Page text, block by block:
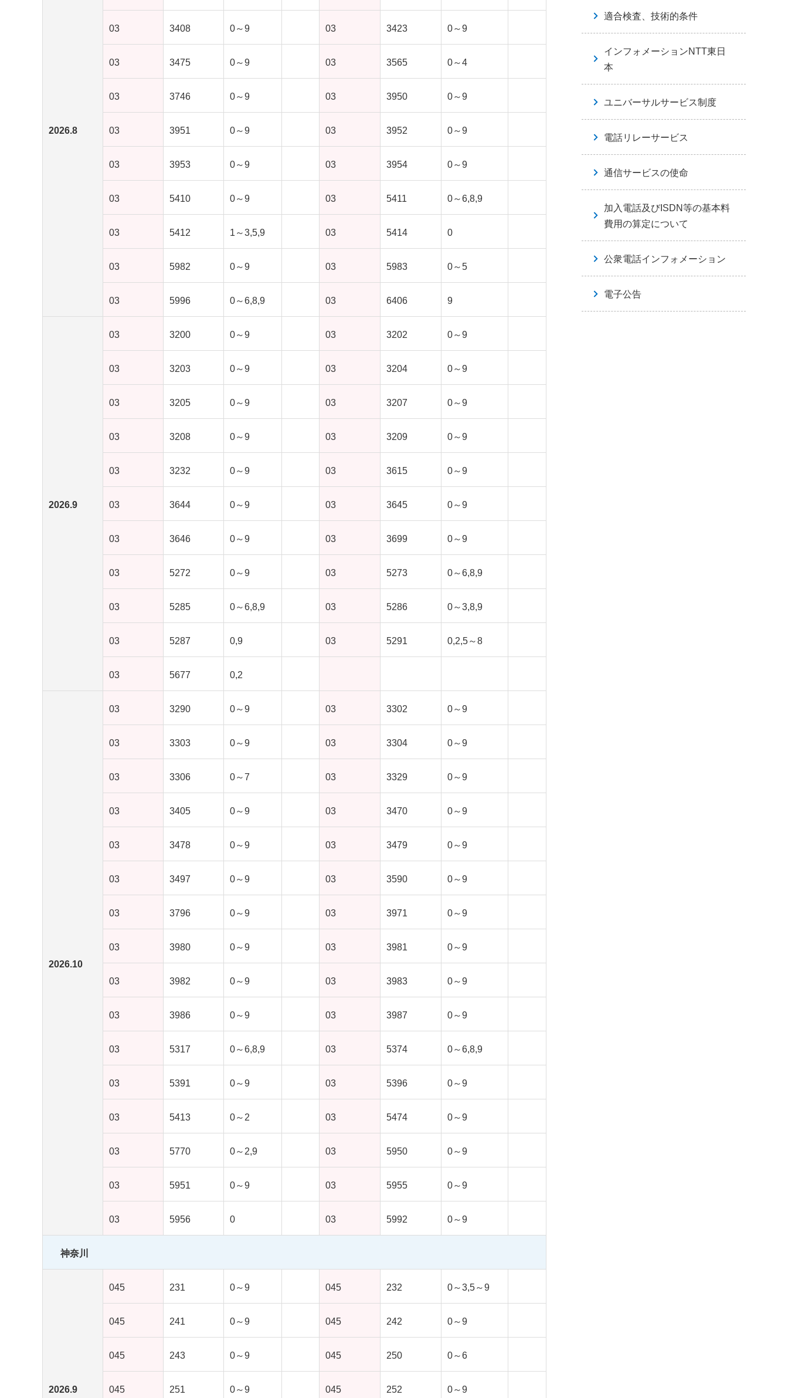
2026.8
03 3408 0～9 03 3423 0～9
03 3475 0～9 03 3565 0～4
03 3746 0～9 03 3950 0～9
03 3951 0～9 03 3952 0～9
03 3953 0～9 03 3954 0～9
03 5410 0～9 03 5411 0～6,8,9
03 5412 1～3,5,9 03 5414 0
03 5982 0～9 03 5983 0～5
03 5996 0～6,8,9 03 6406 9
2026.9
03 3200 0～9 03 3202 0～9
03 3203 0～9 03 3204 0～9
03 3205 0～9 03 3207 0～9
03 3208 0～9 03 3209 0～9
03 3232 0～9 03 3615 0～9
03 3644 0～9 03 3645 0～9
03 3646 0～9 03 3699 0～9
03 5272 0～9 03 5273 0～6,8,9
03 5285 0～6,8,9 03 5286 0～3,8,9
03 5287 0,9 03 5291 0,2,5～8
03 5677 0,2
2026.10
03 3290 0～9 03 3302 0～9
03 3303 0～9 03 3304 0～9
03 3306 0～7 03 3329 0～9
03 3405 0～9 03 3470 0～9
03 3478 0～9 03 3479 0～9
03 3497 0～9 03 3590 0～9
03 3796 0～9 03 3971 0～9
03 3980 0～9 03 3981 0～9
03 3982 0～9 03 3983 0～9
03 3986 0～9 03 3987 0～9
03 5317 0～6,8,9 03 5374 0～6,8,9
03 5391 0～9 03 5396 0～9
03 5413 0～2 03 5474 0～9
03 5770 0～2,9 03 5950 0～9
03 5951 0～9 03 5955 0～9
03 5956 0 03 5992 0～9
神奈川
2026.9
045 231 0～9 045 232 0～3,5～9
045 241 0～9 045 242 0～9
045 243 0～9 045 250 0～6
045 251 0～9 045 252 0～9
適合検査、技術的条件
インフォメーションNTT東日
本
ユニバーサルサービス制度
電話リレーサービス
通信サービスの使命
加入電話及びISDN等の基本料
費用の算定について
公衆電話インフォメーション
電子公告